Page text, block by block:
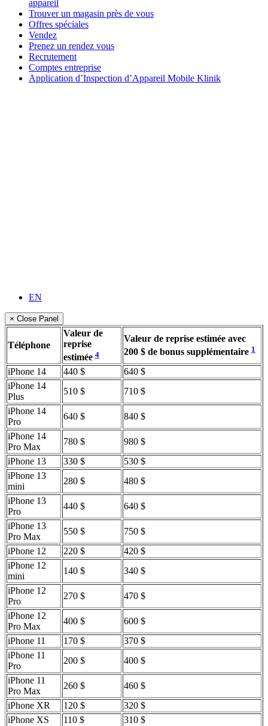
appareil
Trouver un magasin près de vous
Offres spéciales
Vendez
Prenez un rendez vous
Recrutement
Comptes entreprise
Application d’Inspection d’Appareil Mobile Klinik
EN
× Close Panel
Téléphone
Valeur de
reprise
estimée 4
Valeur de reprise estimée avec
200 $ de bonus supplémentaire 1
iPhone 14 440 $
640 $
iPhone 14
Plus
510 $
710 $
iPhone 14
Pro
640 $
840 $
iPhone 14
Pro Max
780 $
980 $
iPhone 13
330 $
530 $
iPhone 13
mini
280 $
480 $
iPhone 13
Pro
440 $
640 $
iPhone 13
Pro Max
550 $
750 $
iPhone 12
220 $
420 $
iPhone 12
mini
140 $
340 $
iPhone 12
Pro
270 $
470 $
iPhone 12
Pro Max
400 $
600 $
iPhone 11
170 $
370 $
iPhone 11
Pro
200 $
400 $
iPhone 11
Pro Max
260 $
460 $
iPhone XR
120 $
320 $
iPhone XS
110 $
310 $